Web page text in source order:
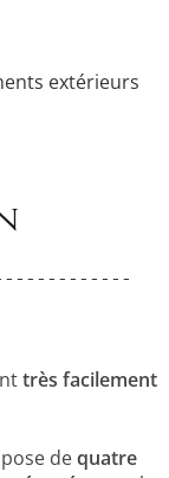
extérieurs
très facilement
dequatre